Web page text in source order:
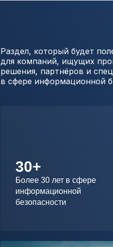
30+
Более 30 лет в сфере
информационной
безопасности
Раздел, который будет
для компаний, ищущих
решения, партнёров и
в сфере информационной